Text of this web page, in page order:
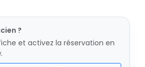
?
et activez la réservation en